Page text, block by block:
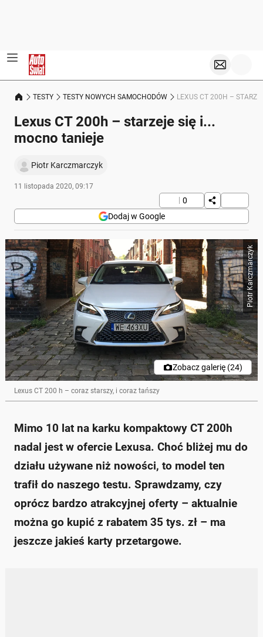
TESTY TESTY NOWYCH SAMOCHODÓW LEXUS CT 200H –
Lexus CT 200h – starzeje się i...
mocno tanieje
Piotr Karczmarczyk
11 listopada 2020, 09:17
0
Dodaj w Google
Piotr Karczmarczyk
Zobacz galerię (24)
Lexus CT 200 h – coraz starszy, i coraz tańszy
Mimo 10 lat na karku kompaktowy CT 200h
nadal jest w ofercie Lexusa. Choć bliżej mu do
działu używane niż nowości, to model ten
trafił do naszego testu. Sprawdzamy, czy
oprócz bardzo atrakcyjnej oferty – aktualnie
można go kupić z rabatem 35 tys. zł – ma
jeszcze jakieś karty przetargowe.